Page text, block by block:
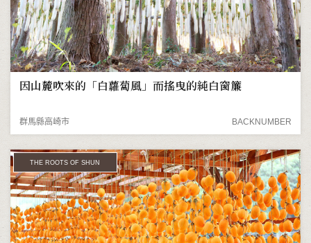
因山麓吹來的「白蘿蔔風」而搖曳的純白窗簾
群馬縣高崎市 BACKNUMBER
THE ROOTS OF SHUN